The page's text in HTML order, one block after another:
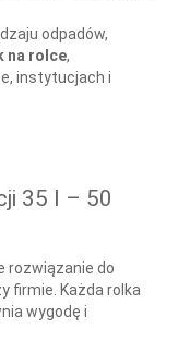
odpadów,
na rolce,
instytucjach i
35 l – 50
rozwiązanie do
firmie. Każda rolka
wygodę i